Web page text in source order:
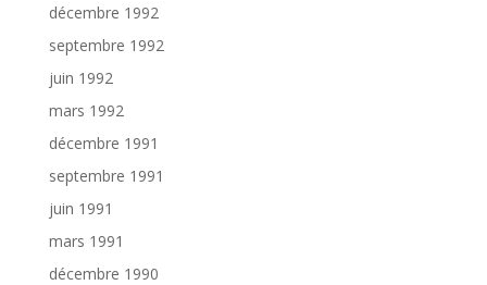
décembre 1992
septembre 1992
juin 1992
mars 1992
décembre 1991
septembre 1991
juin 1991
mars 1991
décembre 1990